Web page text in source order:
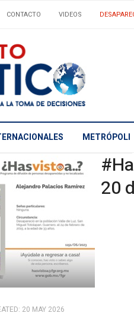
CONTACTO VIDEOS
METRÓPOLI
20
20 MAY 2026